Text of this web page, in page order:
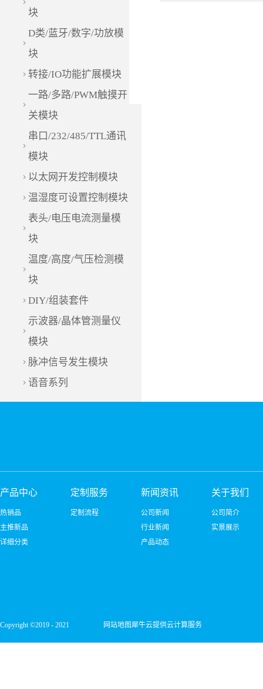
块
D类/蓝牙/数字/功放模
块
转接/IO功能扩展模块
一路/多路/PWM触摸开
关模块
串口/232/485/TTL通讯
模块
以太网开发控制模块
温湿度可设置控制模块
表头/电压电流测量模
块
温度/高度/气压检测模
块
DIY/组装套件
示波器/晶体管测量仪
模块
脉冲信号发生模块
语音系列
产品中心
热销品
主推新品
详细分类
定制服务
定制流程
新闻资讯
公司新闻
行业新闻
产品动态
关于我们
公司简介
实景展示
Copyright ©2019 - 2021 网站地图犀牛云提供云计算服务